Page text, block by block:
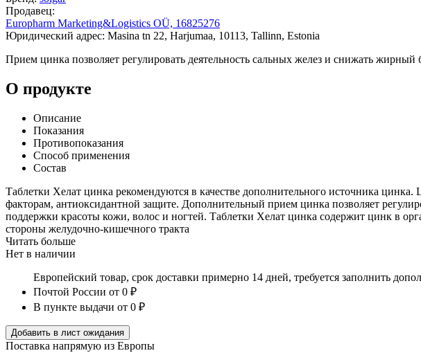
Продавец:
Europharm Marketing&Logistics OÜ, 16825276
Юридический адрес: Masina tn 22, Harjumaa, 10113, Tallinn, Estonia
Прием цинка позволяет регулировать деятельность сальных желез и снижать жирный
О продукте
Описание
Показания
Противопоказания
Способ применения
Состав
Таблетки Хелат цинка рекомендуются в качестве дополнительного источника
факторам, антиоксидантной защите. Дополнительный прием цинка позволяет
поддержки красоты кожи, волос и ногтей. Таблетки Хелат цинка содержит цинк в
стороны желудочно-кишечного тракта
Читать больше
Нет в наличии
Европейский товар, срок доставки примерно 14 дней, требуется заполнить
Почтой России от 0 ₽
В пункте выдачи от 0 ₽
Добавить в лист ожидания
Поставка напрямую из Европы